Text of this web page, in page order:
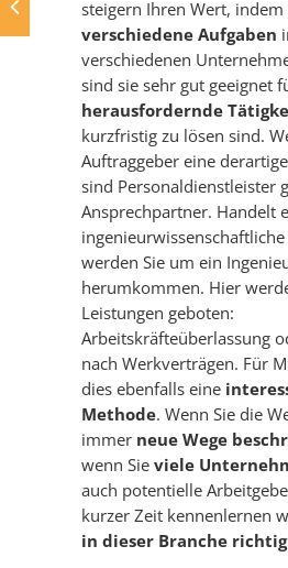
steigern Ihren Wert, indem
verschiedene Aufgaben
verschiedenen
sind sie sehr gut geeignet
herausfordernde
kurzfristig zu lösen sind.
Auftraggeber eine
sind Personaldienstleister
Ansprechpartner. Handelt
werden Sie um ein
herumkommen. Hier
Leistungen geboten:
Arbeitskräfteüberlassung
nach Werkverträgen. Für
dies ebenfalls eine
Methode. Wenn Sie die
immer neue Wege
wenn Sie viele
auch potentielle
kurzer Zeit kennenlernen
in dieser Branche richtig